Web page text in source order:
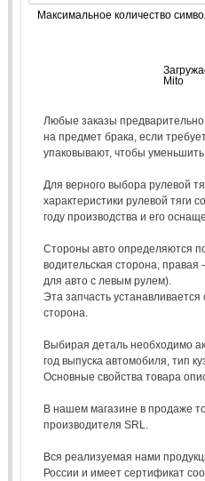
Максимальное количество
Mito
Любые заказы
на предмет брака, если
упаковывают, чтобы
Для верного выбора рулевой
характеристики рулевой тяги
году производства и его
Стороны авто определяются
водительская сторона, правая
для авто с левым рулем).
Эта запчасть устанавливается
сторона.
Выбирая деталь необходимо
год выпуска автомобиля, тип
Основные свойства товара
В нашем магазине в продаже
производителя SRL.
Вся реализуемая нами
России и имеет сертификат